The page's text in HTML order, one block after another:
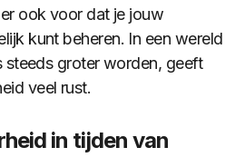
ook voor dat je jouw
kunt beheren. In een wereld
steeds groter worden, geeft
veel rust.
in tijden van